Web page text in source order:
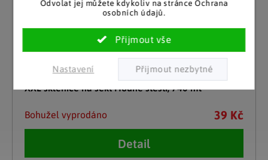
Odvolat jej můžete kdykoliv na stránce Ochrana
osobních údajů.
Nastavení
Weltbild
XXL sklenice na sekt Hodně štěstí, 740 ml
Bohužel vyprodáno 39 Kč
Detail